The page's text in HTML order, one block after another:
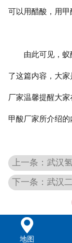
可以用醋酸，用甲
由此可见，蚁
了这篇内容，大
厂家温馨提醒大
甲酸厂家所介绍的
上一条：武汉
下一条：武汉

地图